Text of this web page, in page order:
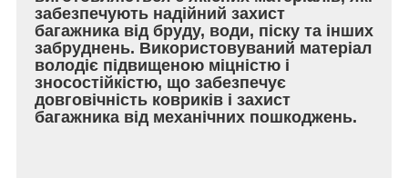
забезпечують надійний захист
багажника від бруду, води, піску та інших
забруднень. Використовуваний матеріал
володіє підвищеною міцністю і
зносостійкістю, що забезпечує
довговічність ковриків і захист
багажника від механічних пошкоджень.